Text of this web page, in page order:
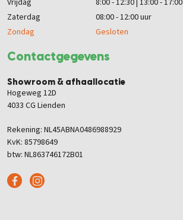
Contactgegevens
Showroom & afhaallocatie
Hogeweg 12D
4033 CG Lienden
Rekening: NL45ABNA0486988929
KvK: 85798649
btw: NL863746172B01
Vrijdag
8:00 - 12:30 | 13:00 - 17:00
Zaterdag
08:00 - 12:00 uur
Zondag
Gesloten